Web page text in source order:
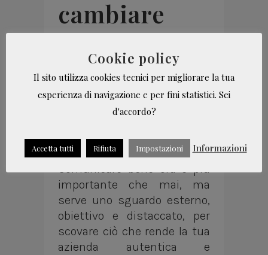
cambiare
davvero
serve un
occhio
nuovo
Comunicare bene ora è più
importante che mai, ma
serve uno sguardo esterno,
obiettivo e distaccato, per
scovare ciò che rende la tua
azienda autentica e
Cookie policy
Il sito utilizza cookies tecnici per migliorare la tua
esperienza di navigazione e per fini statistici. Sei
d'accordo?
Accetta tutti Rifiuta Impostazioni Informazioni